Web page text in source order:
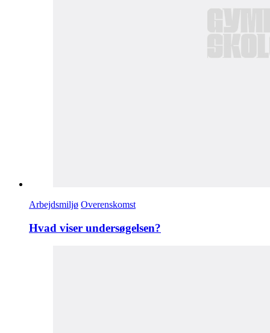
Arbejdsmiljø Overenskomst
Hvad viser undersøgelsen?